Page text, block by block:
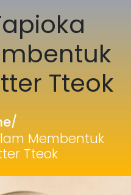
Tteok
/
Membentuk
Tteok